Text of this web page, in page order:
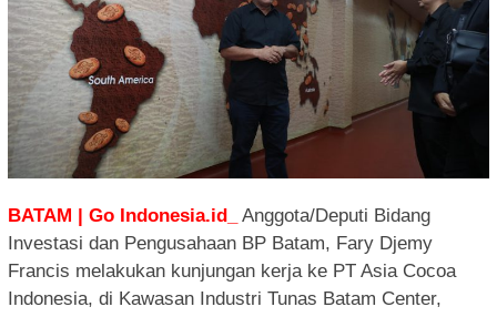
BATAM | Go Indonesia.id_
Anggota/Deputi Bidang
Investasi dan Pengusahaan BP Batam, Fary Djemy
Francis melakukan kunjungan kerja ke PT Asia Cocoa
Indonesia, di Kawasan Industri Tunas Batam Center,